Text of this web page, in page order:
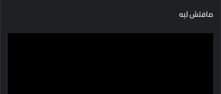
مافتش ليه